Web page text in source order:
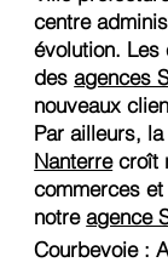
centre
évolution. Les
desagences
nouveaux
Par ailleurs,
Nanterrecroît
commerces
notreagence
Courbevoie :